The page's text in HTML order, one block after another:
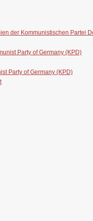
der Kommunistischen Partei
Party of Germany (KPD)
Party of Germany (KPD)